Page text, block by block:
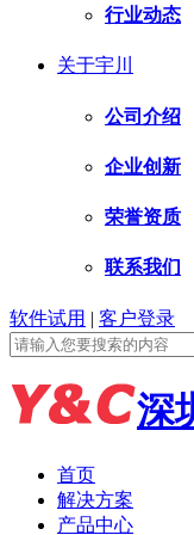
行业动态
关于宇川
公司介绍
企业创新
荣誉资质
联系我们
软件试用 | 客户登录
深
首页
解决方案
产品中心